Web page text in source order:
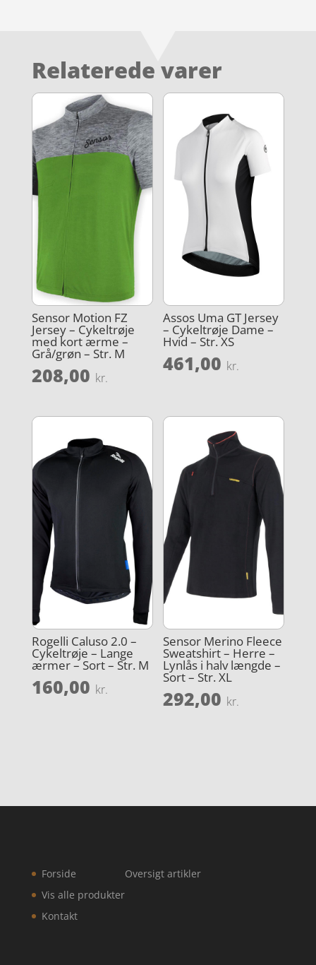
Relaterede varer
Sensor Motion FZ
Jersey – Cykeltrøje
med kort ærme –
Grå/grøn – Str. M
208,00 kr.
Assos Uma GT Jersey
– Cykeltrøje Dame –
Hvid – Str. XS
461,00 kr.
Rogelli Caluso 2.0 –
Cykeltrøje – Lange
ærmer – Sort – Str. M
160,00 kr.
Sensor Merino Fleece
Sweatshirt – Herre –
Lynlås i halv længde –
Sort – Str. XL
292,00 kr.
Forside
Vis alle produkter
Kontakt
Oversigt artikler